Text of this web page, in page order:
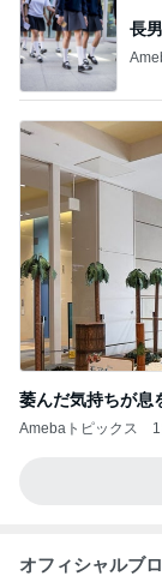
長
萎んだ気持ちが息
Amebaトピックス
オフィシャルブ